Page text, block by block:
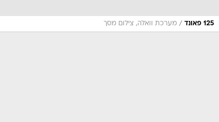
125 פאונד / מערכת וואלה, צילום מסך